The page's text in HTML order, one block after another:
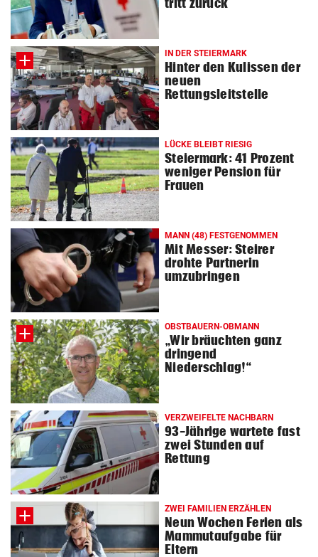
© Krone Multimedia GmbH & Co KG 2026
Muthgasse 2, 1190 Wien
tritt zurück
IN DER STEIERMARK
Hinter den Kulissen der
neuen
Rettungsleitstelle
LÜCKE BLEIBT RIESIG
Steiermark: 41 Prozent
weniger Pension für
Frauen
MANN (48) FESTGENOMMEN
Mit Messer: Steirer
drohte Partnerin
umzubringen
OBSTBAUERN-OBMANN
„Wir bräuchten ganz
dringend
Niederschlag!“
VERZWEIFELTE NACHBARN
93-Jährige wartete fast
zwei Stunden auf
Rettung
ZWEI FAMILIEN ERZÄHLEN
Neun Wochen Ferien als
Mammutaufgabe für
Eltern